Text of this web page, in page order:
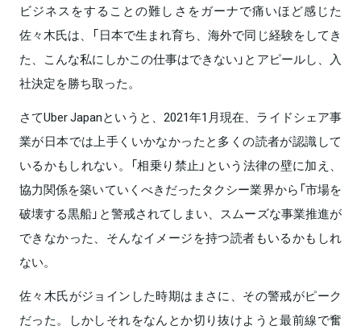
ビジネスをすることの難しさをガーナで痛いほど感じた
佐々木氏は、「日本で生まれ育ち、海外で同じ経験をしてき
た、こんな私にしかこの仕事はできない」とアピールし、入
社決定を勝ち取った。
さてUber Japanというと、2021年1月現在、ライドシェア事
業が日本では上手くいかなかったと多くの読者が認識して
いるかもしれない。「相乗り禁止」という法律の壁に加え、
協力関係を築いていくべきだったタクシー業界から「市場を
破壊する黒船」と警戒されてしまい、スムーズな事業推進が
できなかった、そんなイメージを持つ読者もいるかもしれ
ない。
佐々木氏がジョインした時期はまさに、その警戒がピーク
だった。しかしそれをなんとか切り抜けようと最前線で奮